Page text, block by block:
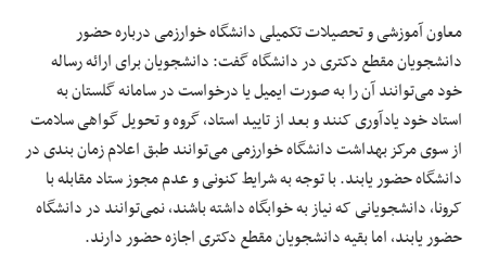
معاون آموزشی و تحصیلات تکمیلی دانشگاه خوارزمی درباره حضور
دانشجویان مقطع دکتری در دانشگاه گفت: دانشجویان برای ارائه رساله
خود می‌توانند آن را به صورت ایمیل یا درخواست در سامانه گلستان به
استاد خود یادآوری کنند و بعد از تایید استاد، گروه و تحویل گواهی سلامت
از سوی مرکز بهداشت دانشگاه خوارزمی می‌توانند طبق اعلام زمان بندی در
دانشگاه حضور یابند. با توجه به شرایط کنونی و عدم مجوز ستاد مقابله با
کرونا، دانشجویانی که نیاز به خوابگاه داشته باشند، نمی‌توانند در دانشگاه
حضور یابند، اما بقیه دانشجویان مقطع دکتری اجازه حضور دارند.